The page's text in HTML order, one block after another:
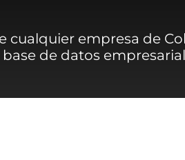
cualquier empresa de
de datos